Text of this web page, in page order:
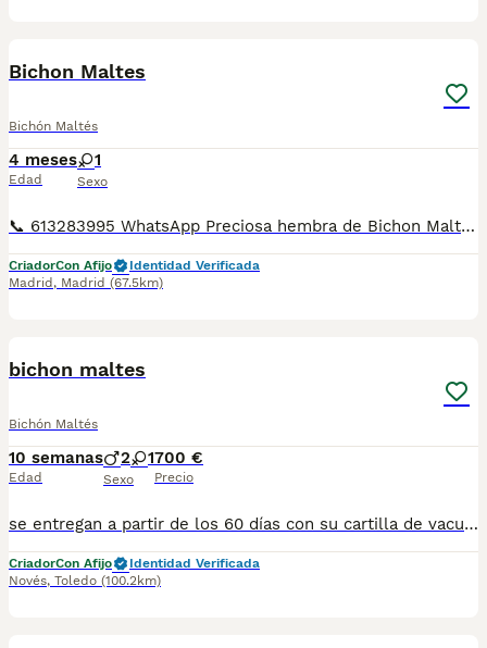
Bichon Maltes
Bichón Maltés
4 meses
Edad
1
Sexo
📞 613283995 WhatsApp Preciosa hembra de Bichon Maltes de linea coreana , esta preciosidad es la de las fotos una maravilla de cachorrita criada en familia Entregamos nuestros pequeños cachorritos con todas las garantías y cuidados necesarios , disponemos de núcleo zoológico para crianza y venta de nuestros cachorros . ✅Desparasitaciones y vacunas correspondientes a su edad . ✅Cartilla de vacunación . ✅Revisiones veterinarias . ✅Garantías víricas de 15 días . ✅Garantías genéticas de un año . Seriedad , confianza y bienestar animal son nuestra prioridad . También ofrecemos transporte propio para nuestros pequeños cachorros a toda la península , el pago lo podéis hacer contra reembolso . (con coste adicional) . Mandamos a toda España . Disponemos de varias razas Si no esta la raza que queréis llámanos , intentaremos encontrártela , trabajamos con los mejores criadores de España .
CriadorCon Afijo
Identidad Verificada
Madrid , Madrid (67.5km)
bichon maltes
Bichón Maltés
10 semanas
Edad
2 1
Sexo
700 €
Precio
se entregan a partir de los 60 días con su cartilla de vacunación y desparasitación correspondiente a su edad. puede venir a verlos sin compromiso escribanos al 698979889
CriadorCon Afijo
Identidad Verificada
Novés, Toledo (100.2km)